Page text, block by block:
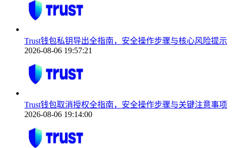
Trust钱包私钥导出全指南，安全操作步骤与核心风险提示
2026-08-06 19:57:21
Trust钱包取消授权全指南，安全操作步骤与关键注意事项
2026-08-06 19:14:00